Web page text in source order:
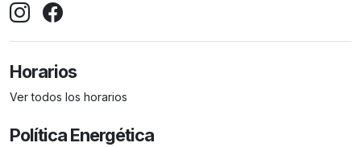
Horarios
Ver todos los horarios
Política Energética